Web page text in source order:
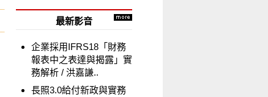
最新影音
企業採用IFRS18「財務
報表中之表達與揭露」實
務解析
洪嘉謙..
長照3.0給付新政與實務